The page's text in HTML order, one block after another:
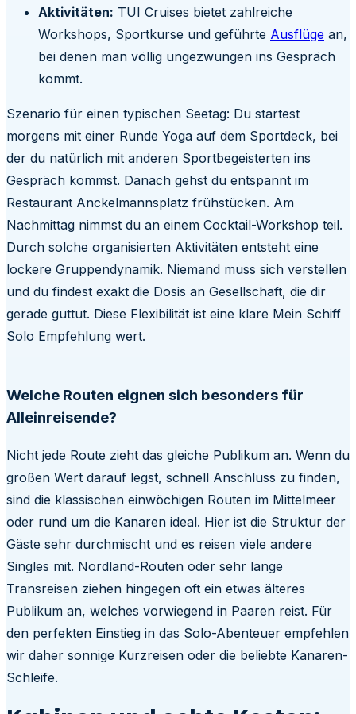
Aktivitäten: TUI Cruises bietet zahlreiche
Workshops, Sportkurse und geführte Ausflüge an,
bei denen man völlig ungezwungen ins Gespräch
kommt.
Szenario für einen typischen Seetag: Du startest
morgens mit einer Runde Yoga auf dem Sportdeck, bei
der du natürlich mit anderen Sportbegeisterten ins
Gespräch kommst. Danach gehst du entspannt im
Restaurant Anckelmannsplatz frühstücken. Am
Nachmittag nimmst du an einem Cocktail-Workshop teil.
Durch solche organisierten Aktivitäten entsteht eine
lockere Gruppendynamik. Niemand muss sich verstellen
und du findest exakt die Dosis an Gesellschaft, die dir
gerade guttut. Diese Flexibilität ist eine klare Mein Schiff
Solo Empfehlung wert.
Welche Routen eignen sich besonders für
Alleinreisende?
Nicht jede Route zieht das gleiche Publikum an. Wenn du
großen Wert darauf legst, schnell Anschluss zu finden,
sind die klassischen einwöchigen Routen im Mittelmeer
oder rund um die Kanaren ideal. Hier ist die Struktur der
Gäste sehr durchmischt und es reisen viele andere
Singles mit. Nordland-Routen oder sehr lange
Transreisen ziehen hingegen oft ein etwas älteres
Publikum an, welches vorwiegend in Paaren reist. Für
den perfekten Einstieg in das Solo-Abenteuer empfehlen
wir daher sonnige Kurzreisen oder die beliebte Kanaren-
Schleife.